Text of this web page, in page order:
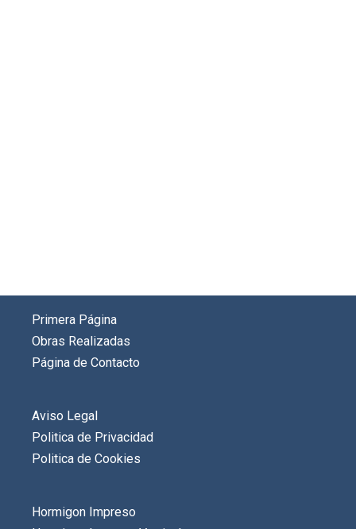
Primera Página
Obras Realizadas
Página de Contacto
Aviso Legal
Politica de Privacidad
Politica de Cookies
Hormigon Impreso